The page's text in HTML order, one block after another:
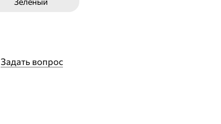
Задать вопрос